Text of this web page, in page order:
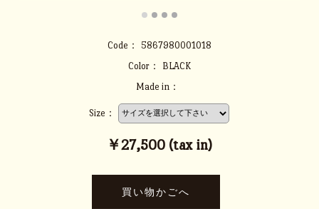
Code：
5867980001018
Color：
BLACK
Made in：
Size：
￥27,500 (tax in)